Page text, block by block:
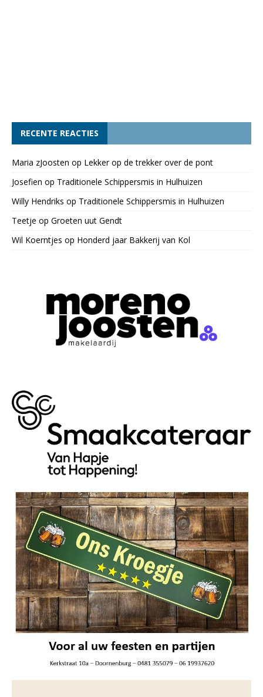
RECENTE REACTIES
Maria zJoosten op Lekker op de trekker over de pont
Josefien op Traditionele Schippersmis in Hulhuizen
Willy Hendriks op Traditionele Schippersmis in Hulhuizen
Teetje op Groeten uut Gendt
Wil Koerntjes op Honderd jaar Bakkerij van Kol